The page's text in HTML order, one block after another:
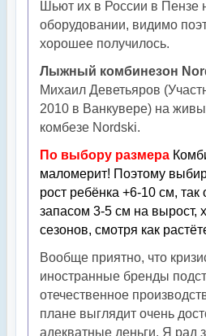
Шьют их в России в Пензе
оборудовании, видимо
хорошее получилось.
Лыжный комбинезон
Михаил Деветьяров
2010 в Ванкувере) на
комбезе Nordski.
По выбору размера
маломерит! Поэтому
рост ребёнка +6-10 см, так
запасом 3-5 см на вырост,
сезонов, смотря как
Вообще приятно, что
иностранные бренды
отечественное
плане выглядит очень
адекватные деньги. Я рад